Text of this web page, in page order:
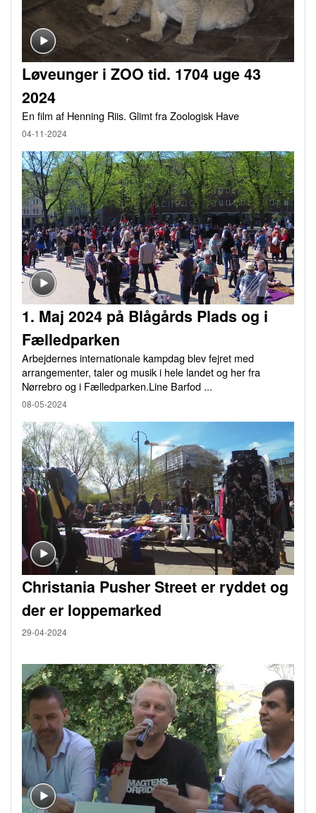
Løveunger i ZOO tid. 1704 uge 43
2024
En film af Henning Riis. Glimt fra Zoologisk Have
04-11-2024
1. Maj 2024 på Blågårds Plads og i
Fælledparken
Arbejdernes internationale kampdag blev fejret med
arrangementer, taler og musik i hele landet og her fra
Nørrebro og i Fælledparken.Line Barfod ...
08-05-2024
Christania Pusher Street er ryddet og
der er loppemarked
29-04-2024